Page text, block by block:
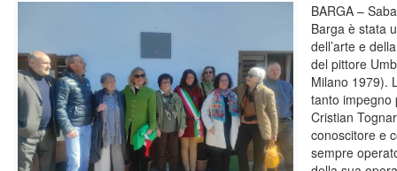
BARGA –
Barga è stata
dell’arte e
del pittore
Milano 1979).
tanto impegno
Cristian
conoscitore e
sempre